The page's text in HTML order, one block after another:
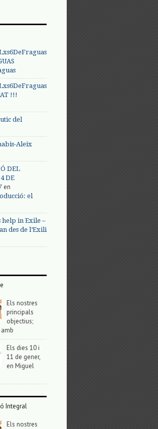
!!!
del
Aleix
DEL
DE
en
el
help in Exile –
des de l’Exili
Els nostres
principals
objectius;
Els dies 10 i
11 de gener,
en Miguel
Integral
Els nostres